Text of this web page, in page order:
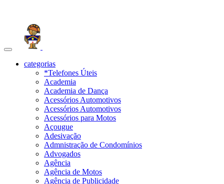
Toggle
navigationcategorias
*Telefones Úteis
Academia
Academia de Dança
Acessórios Automotivos
Acessórios Automotivos
Acessórios para Motos
Açougue
Adesivação
Admnistração de Condomínios
Advogados
Agência
Agência de Motos
Agência de Publicidade